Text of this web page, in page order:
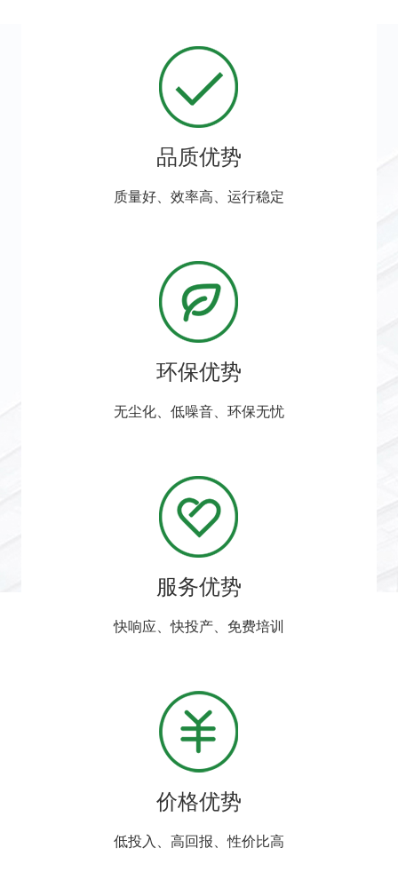
品质优势
质量好、效率高、运行稳定
环保优势
无尘化、低噪音、环保无忧
服务优势
快响应、快投产、免费培训
价格优势
低投入、高回报、性价比高